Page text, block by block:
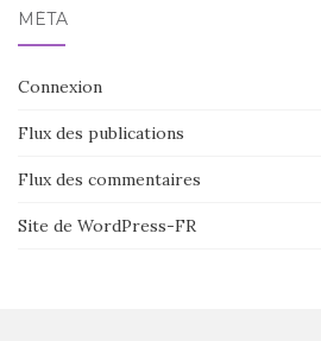
MÉTA
Connexion
Flux des publications
Flux des commentaires
Site de WordPress-FR